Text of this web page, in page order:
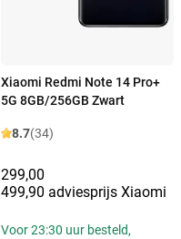
Xiaomi Redmi Note 14 Pro+
5G 8GB/256GB Zwart
8.7(34)
299,00
499,90 adviesprijs Xiaomi
Voor 23:30 uur besteld,